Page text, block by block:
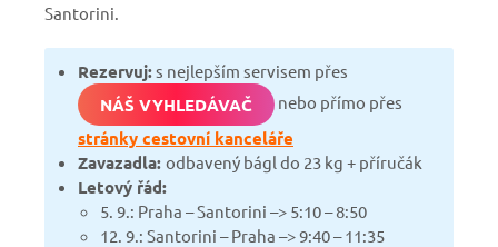
Santorini.
Rezervuj:s nejlepším servisem přes
NÁŠ VYHLEDÁVAČ nebo přímo přes
stránky cestovní kanceláře
Zavazadla: odbavený bágl do 23 kg + příručák
Letový řád:
5. 9.: Praha – Santorini –> 5:10 – 8:50
12. 9.: Santorini – Praha –> 9:40 – 11:35